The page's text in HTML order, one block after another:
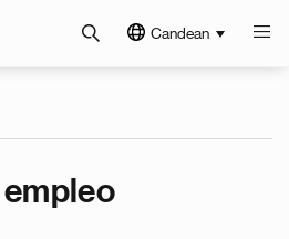
Candean
empleo